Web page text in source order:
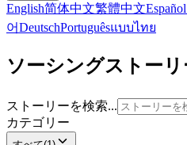
English简体中文繁體中文Español
어DeutschPortuguêsแบบไทย
ソーシングストーリ
ストーリーを検索...
カテゴリー